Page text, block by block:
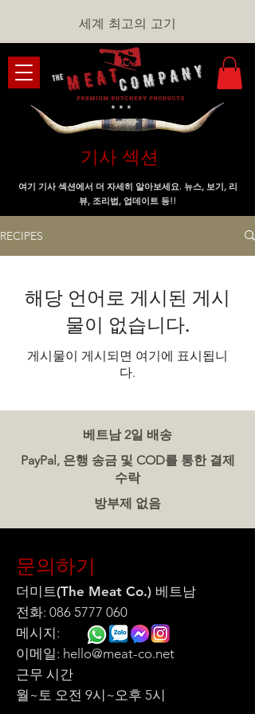
세계 최고의 고기
기사 섹션
여기 기사 섹션에서 더 자세히 알아보세요. 뉴스, 보기, 리
뷰, 조리법, 업데이트 등!!
RECIPES
해당 언어로 게시된 게시
물이 없습니다.
게시물이 게시되면 여기에 표시됩니
다.
베트남 2일 배송
PayPal, 은행 송금 및 COD를 통한 결제
수락
방부제 없음
문의하기
더미트(The Meat Co.) 베트남
전화: 086 5777 060
메시지:
이메일: hello@meat-co.net
근무 시간
월~토 오전 9시~오후 5시